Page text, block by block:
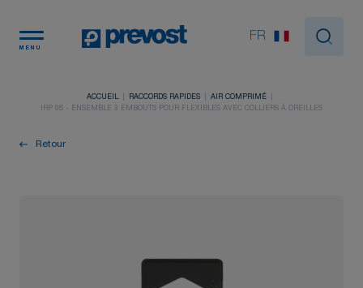
MENU
FR
ACCUEIL RACCORDS RAPIDES
AIR COMPRIMÉ
IRP 06 - ENSEMBLE 3 EMBOUTS POUR FLEXIBLES AVEC COLLIERS À OREILLES
Retour